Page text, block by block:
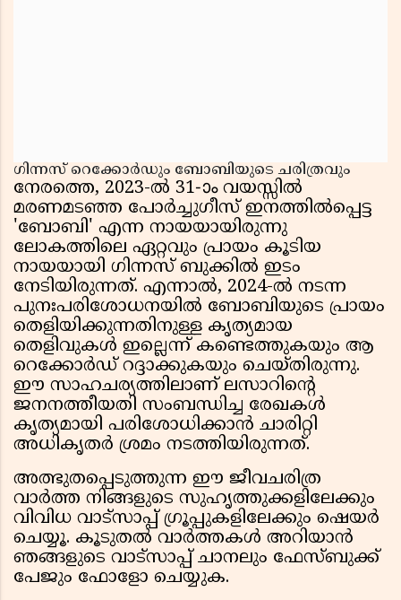
ഗിന്നസ് റെക്കോർഡും ബോബിയുടെ ചരിത്രവും
നേരത്തെ, 2023-ൽ 31-ാം വയസ്സിൽ
മരണമടഞ്ഞ പോർച്ചുഗീസ് ഇനത്തിൽപ്പെട്ട
'ബോബി' എന്ന നായയായിരുന്നു
ലോകത്തിലെ ഏറ്റവും പ്രായം കൂടിയ
നായയായി ഗിന്നസ് ബുക്കിൽ ഇടം
നേടിയിരുന്നത്. എന്നാൽ, 2024-ൽ നടന്ന
പുനഃപരിശോധനയിൽ ബോബിയുടെ പ്രായം
തെളിയിക്കുന്നതിനുള്ള കൃത്യമായ
തെളിവുകൾ ഇല്ലെന്ന് കണ്ടെത്തുകയും ആ
റെക്കോർഡ് റദ്ദാക്കുകയും ചെയ്തിരുന്നു.
ഈ സാഹചര്യത്തിലാണ് ലസാറിൻ്റെ
ജനനത്തീയതി സംബന്ധിച്ച രേഖകൾ
കൃത്യമായി പരിശോധിക്കാൻ ചാരിറ്റി
അധികൃതർ ശ്രമം നടത്തിയിരുന്നത്.
അത്ഭുതപ്പെടുത്തുന്ന ഈ ജീവചരിത്ര
വാർത്ത നിങ്ങളുടെ സുഹൃത്തുക്കളിലേക്കും
വിവിധ വാട്സാപ്പ് ഗ്രൂപ്പുകളിലേക്കും ഷെയർ
ചെയ്യൂ. കൂടുതൽ വാർത്തകൾ അറിയാൻ
ഞങ്ങളുടെ വാട്സാപ്പ് ചാനലും ഫേസ്ബുക്ക്
പേജും ഫോളോ ചെയ്യുക.